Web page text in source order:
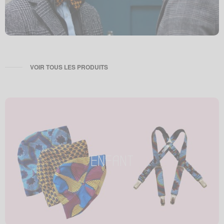
VOIR TOUS LES PRODUITS
ENFANT
ENFANT
Petit enfant, petit style !
Tous les produits